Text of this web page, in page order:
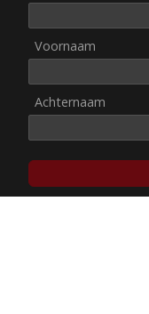
Voornaam
Achternaam